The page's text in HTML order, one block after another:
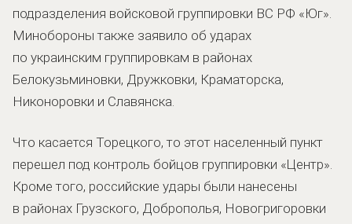
подразделения войсковой группировки ВС РФ «Юг».
Минобороны также заявило об ударах
по украинским группировкам в районах
Белокузьминовки, Дружковки, Краматорска,
Никоноровки и Славянска.
Что касается Торецкого, то этот населенный пункт
перешел под контроль бойцов группировки «Центр».
Кроме того, российские удары были нанесены
в районах Грузского, Доброполья, Новогригоровки